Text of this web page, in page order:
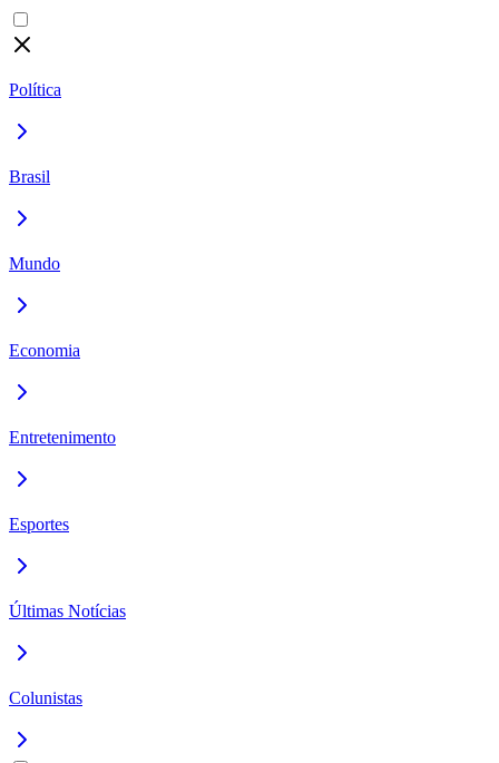
Política
Brasil
Mundo
Economia
Entretenimento
Esportes
Últimas Notícias
Colunistas